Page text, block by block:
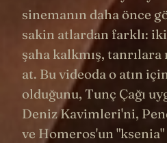
sinemanın daha önce
sakin atlardan farklı: iki
şaha kalkmış,
at. Bu videoda o atın
olduğunu, Tunç Çağı
Deniz Kavimleri'ni,
ve Homeros'un